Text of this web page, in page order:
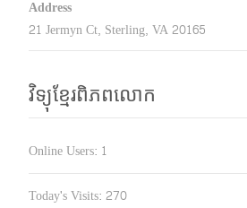
Address
21 Jermyn Ct, Sterling, VA 20165
វិទ្យុខ្មែរពិភពលោក
Online Users: 1
Today's Visits: 270